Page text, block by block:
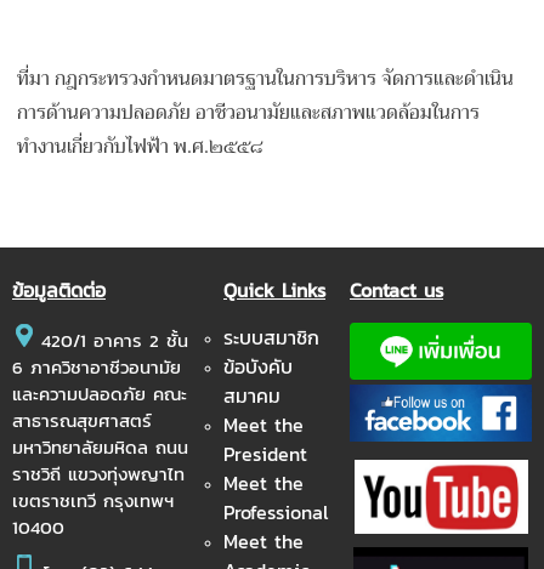
ที่มา กฎกระทรวงกำหนดมาตรฐานในการบริหาร จัดการและดำเนิน
การด้านความปลอดภัย อาชีวอนามัยและสภาพแวดล้อมในการ
ทำงานเกี่ยวกับไฟฟ้า พ.ศ.๒๕๕๘
ข้อมูลติดต่อ
420/1 อาคาร 2 ชั้น
6 ภาควิชาอาชีวอนามัย
และความปลอดภัย คณะ
สาธารณสุขศาสตร์
มหาวิทยาลัยมหิดล ถนน
ราชวิถี แขวงทุ่งพญาไท
เขตราชเทวี กรุงเทพฯ
10400
Quick Links
ระบบสมาชิก
ข้อบังคับ
สมาคม
Meet the
President
Meet the
Professional
Meet the
Contact us